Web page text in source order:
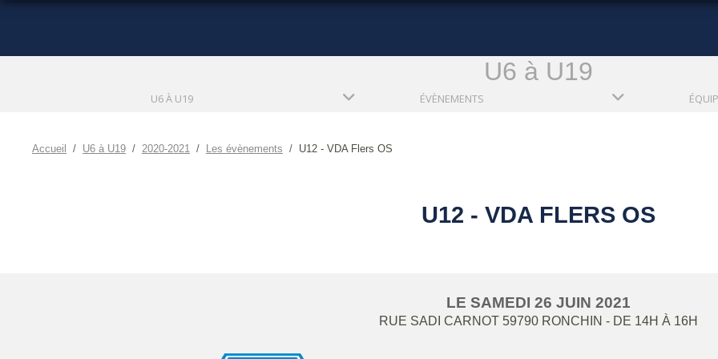
U6 à U19
U6 À U19 ÉVÈNEMENTS
Accueil U6 à U19 2020-2021 Les évènements U12 - VDA Flers OS
U12 - VDA FLERS OS
LE SAMEDI 26 JUIN 2021
RUE SADI CARNOT 59790 RONCHIN - DE 14H À 16H